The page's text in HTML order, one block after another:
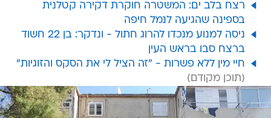
רצח בלב ים: המשטרה חוקרת דקירה קטלנית
בספינה שהגיעה לנמל חיפה
ניסה למנוע מנכדו להרוג חתול - ונדקר: בן 22 חשוד
ברצח סבו בראש העין
חיי מין ללא פשרות - "זה הציל לי את הסקס והזוגיות"